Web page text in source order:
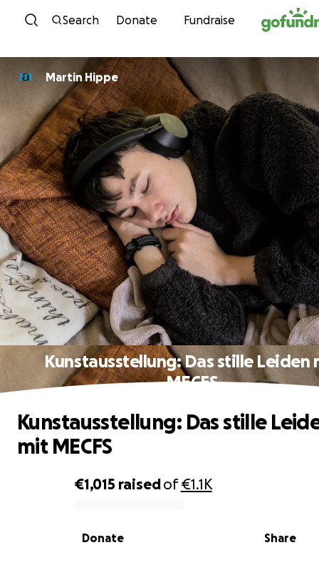
Skip to content
Search Donate Fundraise
Martin Hippe
Kunstausstellung: Das stille Leiden
MECFS
0% complete
€1,015 raisedof€1.1K
Share
Donate
Kunstausstellung: Das stille
mit MECFS